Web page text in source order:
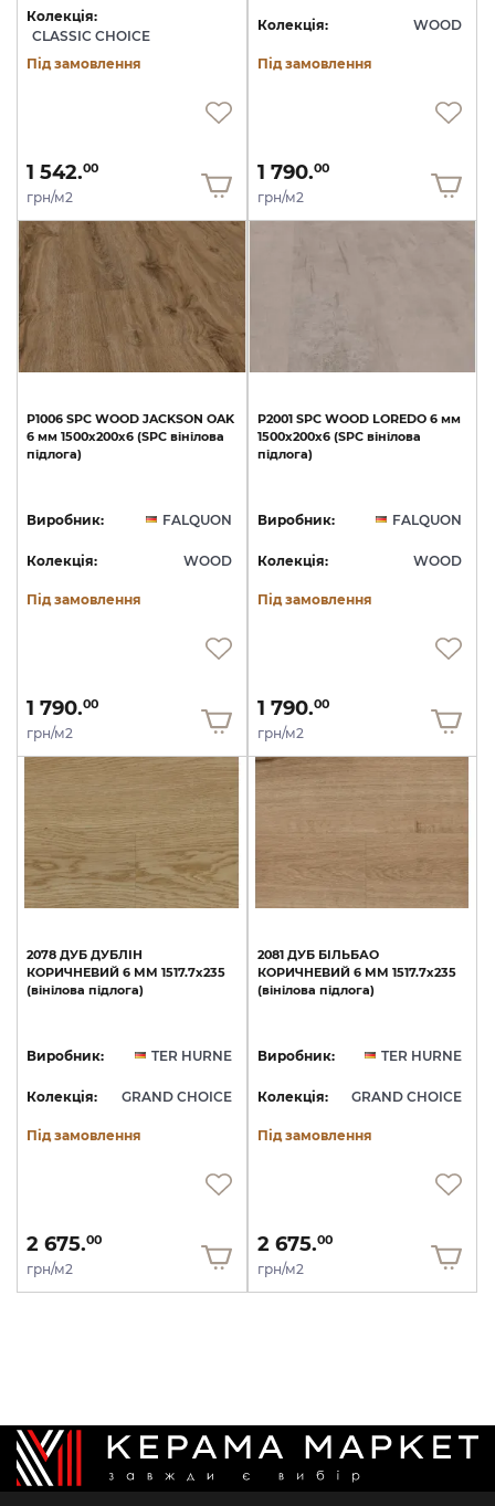
Колекція:
CLASSIC CHOICE
Під замовлення
1 542.00
грн/м2
Колекція: WOOD
Під замовлення
1 790.00
грн/м2
P1006 SPC WOOD JACKSON OAK
6 мм 1500х200х6 (SPC вінілова
підлога)
Виробник: FALQUON
Колекція: WOOD
Під замовлення
1 790.00
грн/м2
P2001 SPC WOOD LOREDO 6 мм
1500х200х6 (SPC вінілова
підлога)
Виробник: FALQUON
Колекція: WOOD
Під замовлення
1 790.00
грн/м2
2078 ДУБ ДУБЛІН
КОРИЧНЕВИЙ 6 ММ 1517.7х235
(вінілова підлога)
Виробник: TER HURNE
Колекція: GRAND CHOICE
Під замовлення
2 675.00
грн/м2
2081 ДУБ БІЛЬБАО
КОРИЧНЕВИЙ 6 ММ 1517.7х235
(вінілова підлога)
Виробник: TER HURNE
Колекція: GRAND CHOICE
Під замовлення
2 675.00
грн/м2